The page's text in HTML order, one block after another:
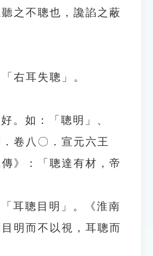
之不聰也，讒諂之蔽
右耳失聰」。
。如：「聰明」、
．卷八〇．宣元六王
》：「聰達有材，帝
耳聰目明」。《淮南
明而不以視，耳聰而